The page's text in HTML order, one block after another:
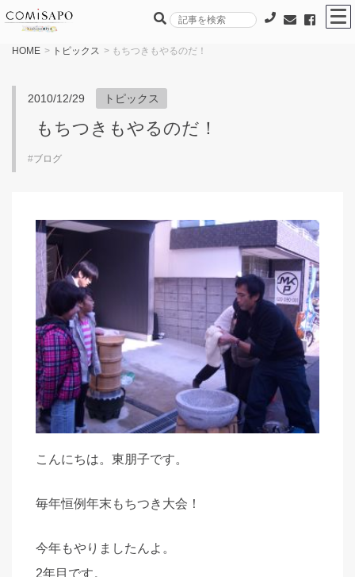
HOME > トピックス > もちつきもやるのだ！
2010/12/29 トピックス
もちつきもやるのだ！
#ブログ
こんにちは。東朋子です。
毎年恒例年末もちつき大会！
今年もやりましたんよ。
2年目です。